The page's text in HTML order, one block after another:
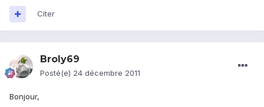
Citer
Broly69
Posté(e) 24 décembre 2011
Bonjour,